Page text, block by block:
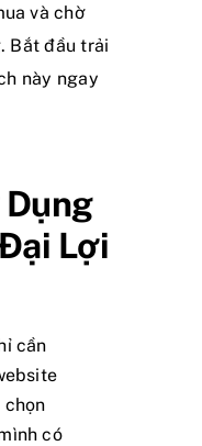
và chờ
Bắt đầu trải
này ngay
Lợi
cần
chọn
có